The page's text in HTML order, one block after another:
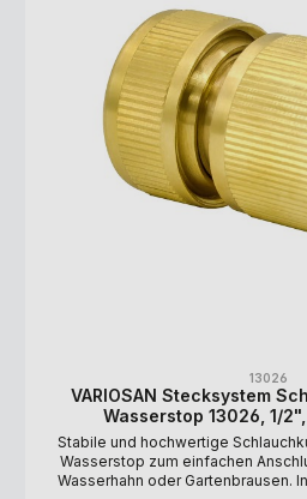
13026
VARIOSAN Stecksystem
Wasserstop 13026, 1/
Stabile und hochwertige
Wasserstop zum einfachen
Wasserhahn oder Gartenbrausen.